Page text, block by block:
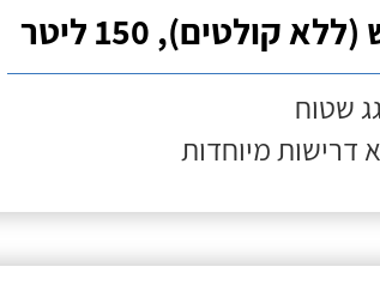
150 ליטר
שטוח
דרישות מיוחדות